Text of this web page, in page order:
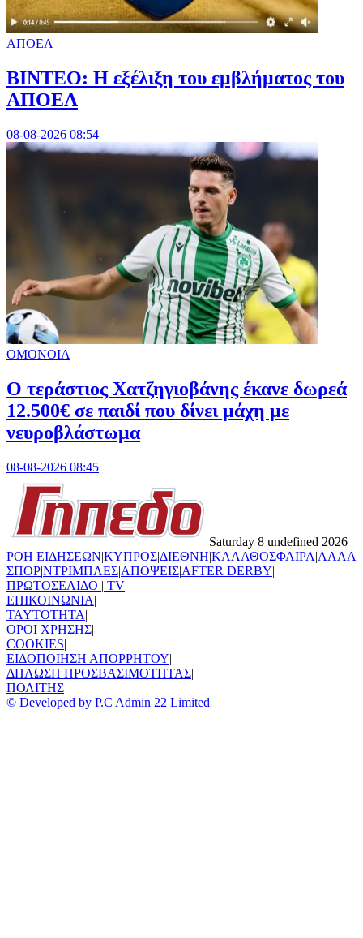
ΑΠΟΕΛ
ΒΙΝΤΕΟ: Η εξέλιξη του εμβλήματος του
ΑΠΟΕΛ
08-08-2026 08:54
ΟΜΟΝΟΙΑ
Ο τεράστιος Χατζηγιοβάνης έκανε δωρεά
12.500€ σε παιδί που δίνει μάχη με
νευροβλάστωμα
08-08-2026 08:45
Saturday 8 undefined 2026
ΡΟΗ ΕΙΔΗΣΕΩΝ|ΚΥΠΡΟΣ|ΔΙΕΘΝΗ|ΚΑΛΑΘΟΣΦΑΙΡΑ|ΑΛΛΑ
ΣΠΟΡ|ΝΤΡΙΜΠΛΕΣ|ΑΠΟΨΕΙΣ|AFTER DERBY|
ΠΡΩΤΟΣΕΛΙΔΟ | TV
ΕΠΙΚΟΙΝΩΝΙΑ|
TAYTOTHTA|
ΟΡΟΙ ΧΡΗΣΗΣ|
COOKIES|
ΕΙΔΟΠΟΙΗΣΗ ΑΠΟΡΡΗΤΟΥ|
ΔΗΛΩΣΗ ΠΡΟΣΒΑΣΙΜΟΤΗΤΑΣ|
ΠΟΛΙΤΗΣ
© Developed by P.C Admin 22 Limited